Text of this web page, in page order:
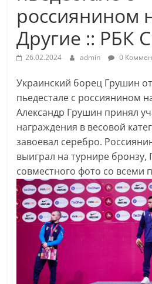
россиянином
Другие :: РБК
26.02.2024 admin 0
Украинский борец Грушин
пьедестале с россиянином
Александр Грушин принял
награждения в весовой
завоевал серебро.
выиграл на турнире бронзу,
совместного фото со всеми